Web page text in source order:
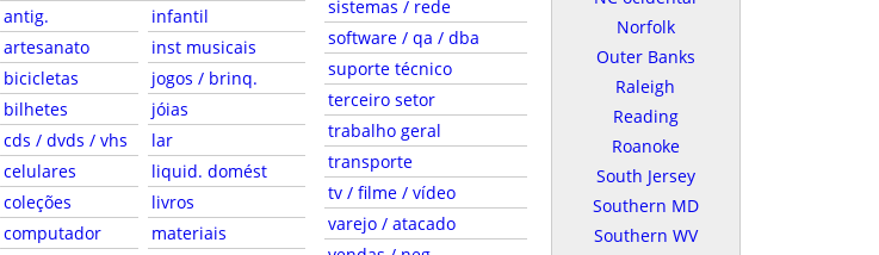
antig.
artesanato
bicicletas
bilhetes
cds / dvds / vhs
celulares
coleções
computador
infantil
inst musicais
jogos / brinq.
jóias
lar
liquid. domést
livros
materiais
sistemas / rede
software / qa / dba
suporte técnico
terceiro setor
trabalho geral
transporte
tv / filme / vídeo
varejo / atacado
Norfolk
Outer Banks
Raleigh
Reading
Roanoke
South Jersey
Southern MD
Southern WV